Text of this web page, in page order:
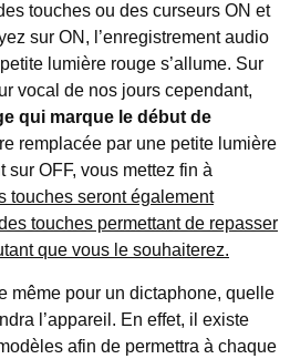
touches ou des curseurs ON et
sur ON, l’enregistrement audio
lumière rouge s’allume. Sur
vocal de nos jours cependant,
qui marque le début de
remplacée par une petite lumière
sur OFF, vous mettez fin à
touches seront également
touches permettant de repasser
que vous le souhaiterez.
même pour un dictaphone, quelle
l’appareil. En effet, il existe
afin de permettra à chaque